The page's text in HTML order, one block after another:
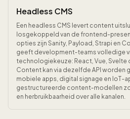
Headless CMS
Een headless CMS levert content
losgekoppeld van de frontend-
opties zijn Sanity, Payload, Strapi en
geeft development-teams volledige
technologiekeuze: React, Vue, Svelte
Content kan via dezelfde API worden
mobiele apps, digital signage en IoT-
gestructureerde content-modellen
en herbruikbaarheid over alle kanalen.